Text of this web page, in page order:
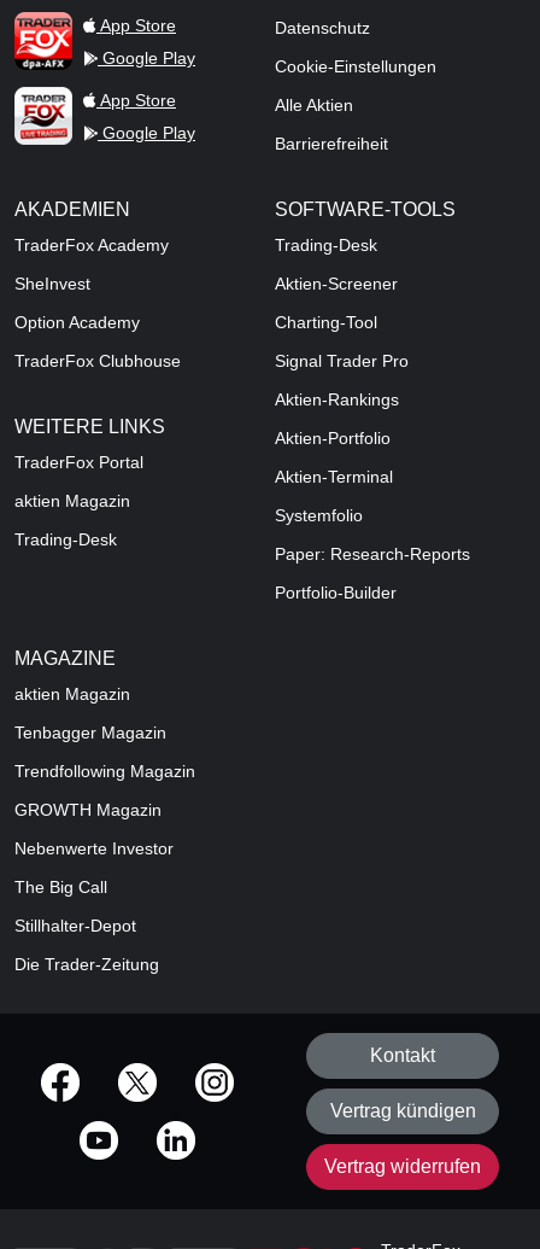
TraderFox dpa-AFX ProFeed
App Store
Google Play
TraderFox Live Trading
App Store
Google Play
Datenschutz
Cookie-Einstellungen
Alle Aktien
Barrierefreiheit
AKADEMIEN
TraderFox Academy
SheInvest
Option Academy
TraderFox Clubhouse
WEITERE LINKS
TraderFox Portal
aktien Magazin
Trading-Desk
SOFTWARE-TOOLS
Trading-Desk
Aktien-Screener
Charting-Tool
Signal Trader Pro
Aktien-Rankings
Aktien-Portfolio
Aktien-Terminal
Systemfolio
Paper: Research-Reports
Portfolio-Builder
MAGAZINE
aktien Magazin
Tenbagger Magazin
Trendfollowing Magazin
GROWTH Magazin
Nebenwerte Investor
The Big Call
Stillhalter-Depot
Die Trader-Zeitung
offizielle Social Media-Accounts
Kontakt
Vertrag kündigen
Vertrag widerrufen